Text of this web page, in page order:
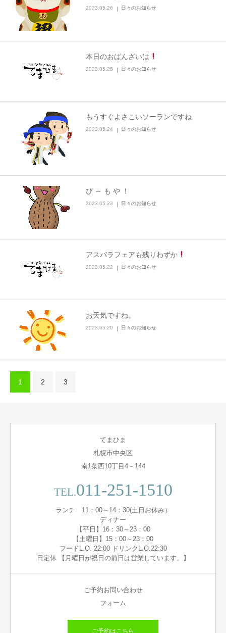
2023.05.26 日々のお知らせ
本日のおばんざいは
2023.05.25 日々のお知らせ
もうすぐよさこいソーランですね
2023.05.24 日々のお知らせ
ぴ ～ も や ！
2023.05.23 日々のお知らせ
アスパラフェアも残りわずか
2023.05.22 日々のお知らせ
お天気ですね。
2023.05.20 日々のお知らせ
1 2 3
てまひま
札幌市中央区
南1条西10丁目4－144
TEL.011-251-1510
ランチ 11：00～14：30(土日お休み）
ディナー
【平日】16：30～23：00
【土曜日】15：00～23：00
フードL.O. 22:00 ドリンクL.O.22:30
日定休 【月曜日が祝日の前日は営業しています。】
ご予約お問い合わせ
フォーム
ご予約はこちら